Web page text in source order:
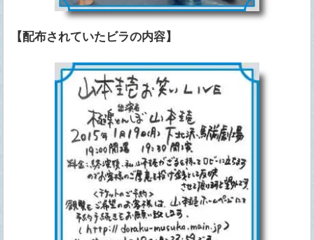
【配布されていたビラの内容】